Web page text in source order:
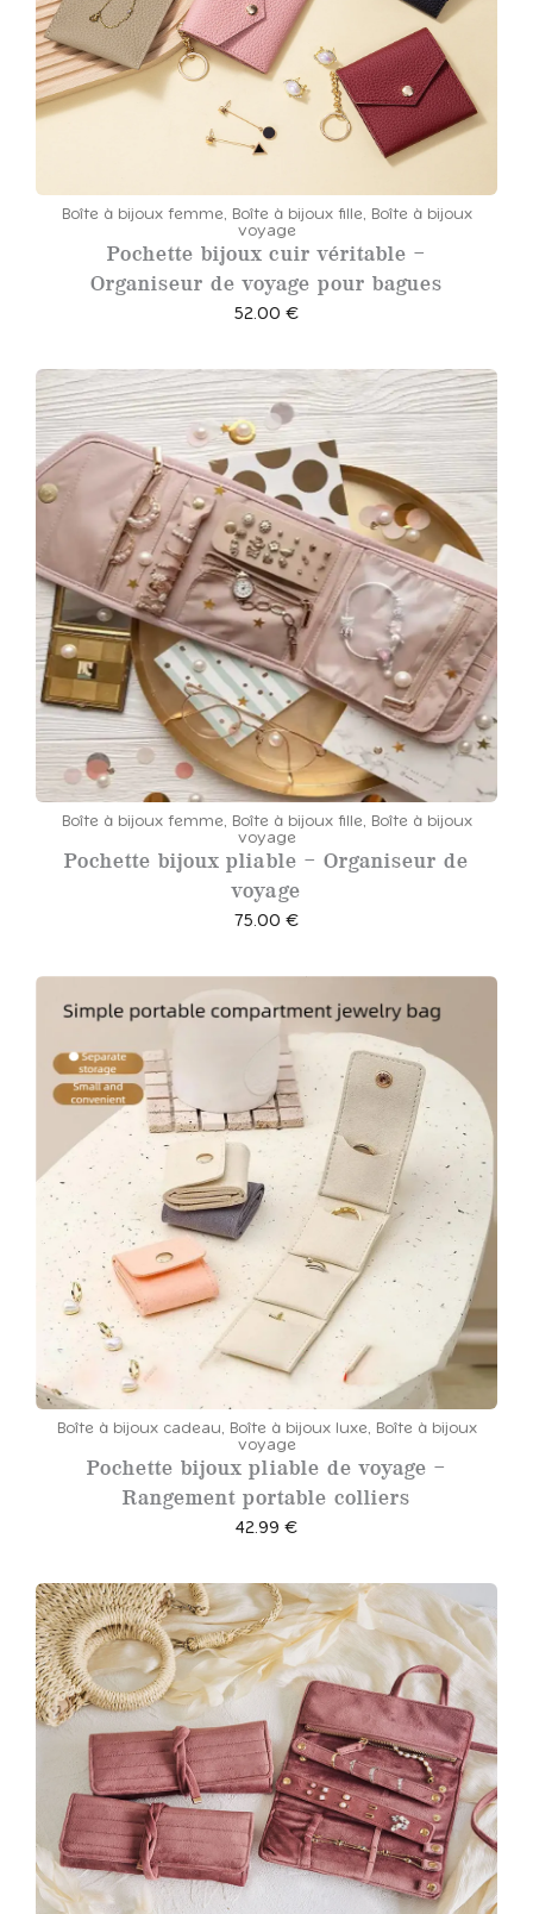
Boîte à bijoux femme Boîte à bijoux fille
Boîte à bijoux
voyage
Pochette bijoux cuir véritable –
Organiseur de voyage pour bagues
52.00 €
Boîte à bijoux femme, Boîte à bijoux fille, Boîte à bijoux
voyage
Pochette bijoux pliable – Organiseur de
voyage
75.00 €
Boîte à bijoux cadeau, Boîte à bijoux luxe, Boîte à bijoux
voyage
Pochette bijoux pliable de voyage –
Rangement portable colliers
42.99 €